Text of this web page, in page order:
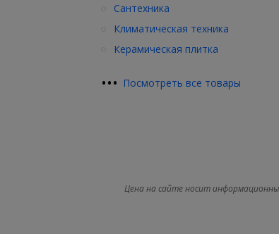
Сантехника
Климатическая техника
Керамическая плитка
••• Посмотреть все товары
Цена на сайте носит